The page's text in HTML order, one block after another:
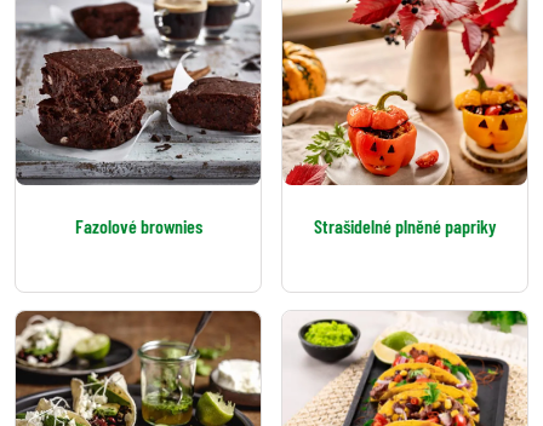
Fazolové brownies Strašidelné plněné papriky